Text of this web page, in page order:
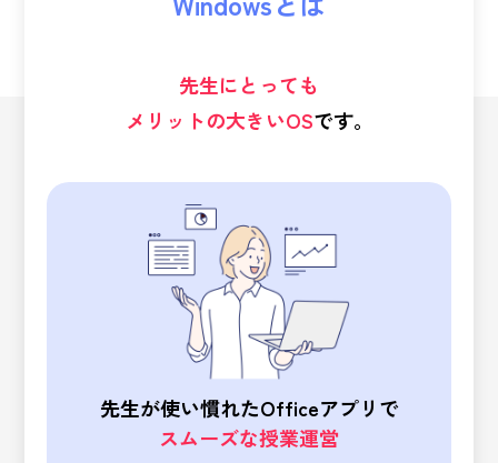
先生にとっても
メリットの大きいOSです。
先生が使い慣れたOfficeアプリで
スムーズな授業運営